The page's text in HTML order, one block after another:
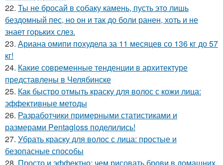
22. Ты не бросай в собаку камень, пусть это лишь
бездомный пес, но он и так до боли ранен, хоть и не
знает горьких слез.
23. Ариана омипи похудела за 11 месяцев со 136 кг до 57
кг!
24. Какие современные тенденции в архитектуре
представлены в Челябинске
25. Как быстро отмыть краску для волос с кожи лица:
эффективные методы
26. Разработчики примерными статистиками и
размерами Pentagloss поделились!
27. Убрать краску для волос с лица: простые и
безопасные способы